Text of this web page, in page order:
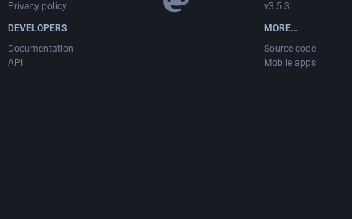
Privacy policy
DEVELOPERS
Documentation
API
v3.5.3
MORE…
Source code
Mobile apps